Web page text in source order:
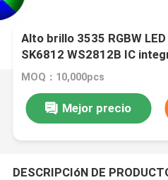
Alto brillo 3535 RGBW
SK6812 WS2812B IC
digital RGBWW
MOQ：10,000pcs
Mejor precio
DESCRIPCIóN DE